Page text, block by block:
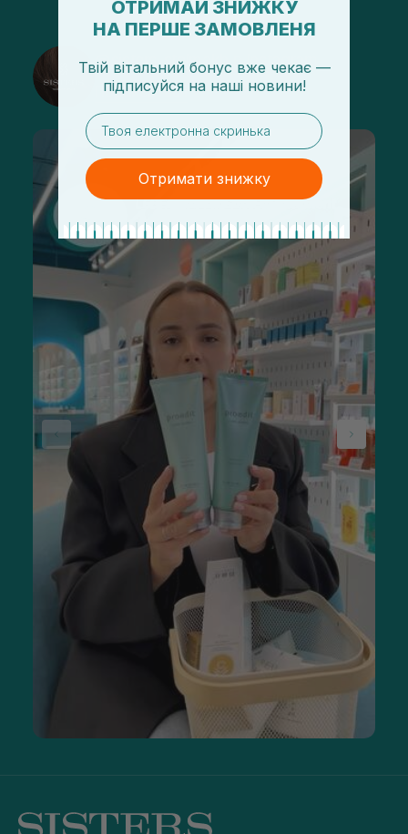
@sisters_stelmakh в Instagram
Подписаться
ОТРИМАЙ ЗНИЖКУ
НА ПЕРШЕ ЗАМОВЛЕНЯ
Твій вітальний бонус вже чекає —
підписуйся на наші новини!
email
Отримати знижку